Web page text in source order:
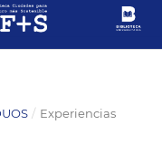
/ Experiencias